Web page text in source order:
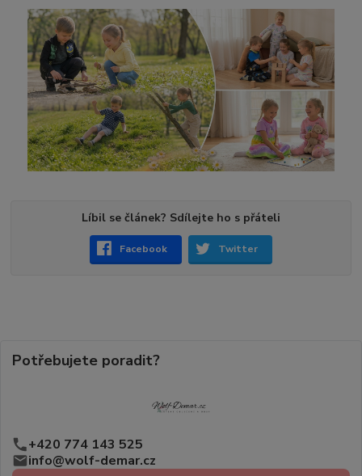
Líbil se článek? Sdílejte ho s přáteli
Facebook Twitter
Potřebujete poradit?
+420 774 143 525
info@wolf-demar.cz